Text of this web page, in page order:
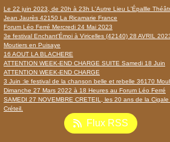
Le 22 juin 2023, de 20h à 23h L'Autre Lieu L'Épallle
Jean Jaurès 42150 La Ricamarie France
Forum Léo Ferré Mercredi 24 Mai 2023
3e festival Enchant'Émoi à Viricelles (42140) 28 AVRIL
Moutiers en Puisaye
16 AOUT LA BLACHERE
ATTENTION WEEK-END CHARGE SUITE Samedi 18 Juin
ATTENTION WEEK-END CHARGE
3 Juin :le festival de la chanson belle et rebelle 36170
Dimanche 27 Mars 2022 à 18 Heures au Forum Léo Ferré
SAMEDI 27 NOVEMBRE CRETEIL, les 20 ans de la Cigale
Créteil.
Flux RSS